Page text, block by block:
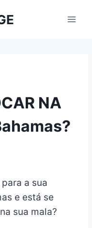
NA
a sua
e está se
sua mala?